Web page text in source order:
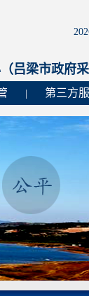
吕梁市政府
第三方